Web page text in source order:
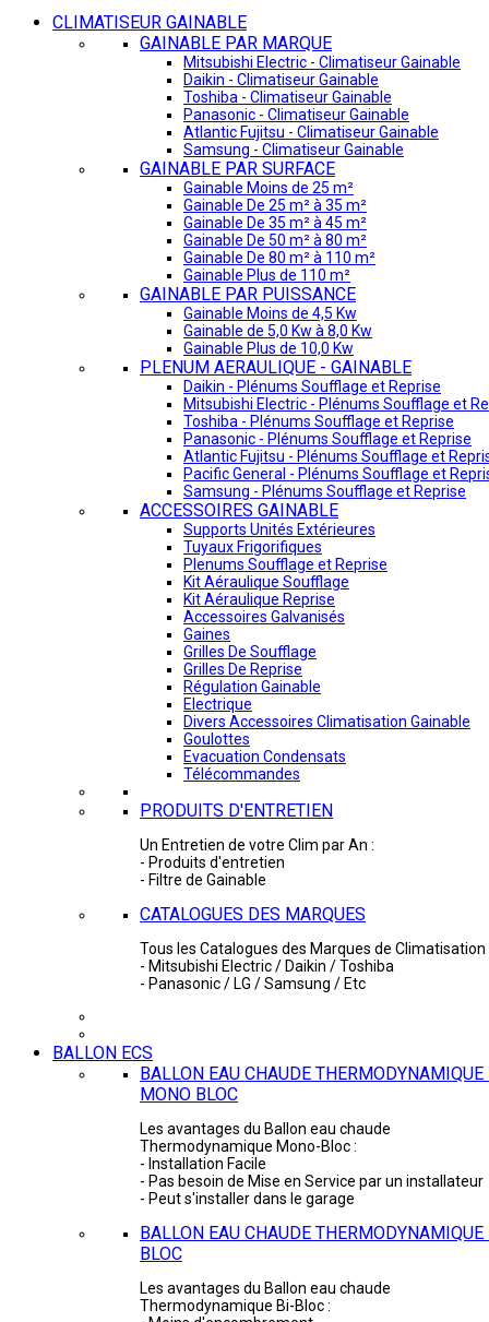
CLIMATISEUR GAINABLE
GAINABLE PAR MARQUE
Mitsubishi Electric - Climatiseur Gainable
Daikin - Climatiseur Gainable
Toshiba - Climatiseur Gainable
Panasonic - Climatiseur Gainable
Atlantic Fujitsu - Climatiseur Gainable
Samsung - Climatiseur Gainable
GAINABLE PAR SURFACE
Gainable Moins de 25 m²
Gainable De 25 m² à 35 m²
Gainable De 35 m² à 45 m²
Gainable De 50 m² à 80 m²
Gainable De 80 m² à 110 m²
Gainable Plus de 110 m²
GAINABLE PAR PUISSANCE
Gainable Moins de 4,5 Kw
Gainable de 5,0 Kw à 8,0 Kw
Gainable Plus de 10,0 Kw
PLENUM AERAULIQUE - GAINABLE
Daikin - Plénums Soufflage et Reprise
Mitsubishi Electric - Plénums Soufflage et
Toshiba - Plénums Soufflage et Reprise
Panasonic - Plénums Soufflage et Reprise
Atlantic Fujitsu - Plénums Soufflage et
Pacific General - Plénums Soufflage et
Samsung - Plénums Soufflage et Reprise
ACCESSOIRES GAINABLE
Supports Unités Extérieures
Tuyaux Frigorifiques
Plenums Soufflage et Reprise
Kit Aéraulique Soufflage
Kit Aéraulique Reprise
Accessoires Galvanisés
Gaines
Grilles De Soufflage
Grilles De Reprise
Régulation Gainable
Electrique
Divers Accessoires Climatisation Gainable
Goulottes
Evacuation Condensats
Télécommandes
PRODUITS D'ENTRETIEN
Un Entretien de votre Clim par An :
- Produits d'entretien
- Filtre de Gainable
CATALOGUES DES MARQUES
Tous les Catalogues des Marques de Climatisation
- Mitsubishi Electric / Daikin / Toshiba
- Panasonic / LG / Samsung / Etc
BALLON ECS
BALLON EAU CHAUDE THERMODYNAMIQUE
MONO BLOC
Les avantages du Ballon eau chaude
Thermodynamique Mono-Bloc :
- Installation Facile
- Pas besoin de Mise en Service par un installateur
- Peut s'installer dans le garage
BALLON EAU CHAUDE
BLOC
Les avantages du Ballon eau chaude
Thermodynamique Bi-Bloc :